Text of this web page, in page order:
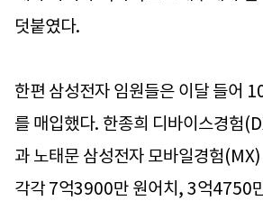
덧붙였다.
한편 삼성전자 임원들은 이달 들어
를 매입했다. 한종희 디바이스경험
과 노태문 삼성전자 모바일경험
각각 7억3900만 원어치, 3억4750